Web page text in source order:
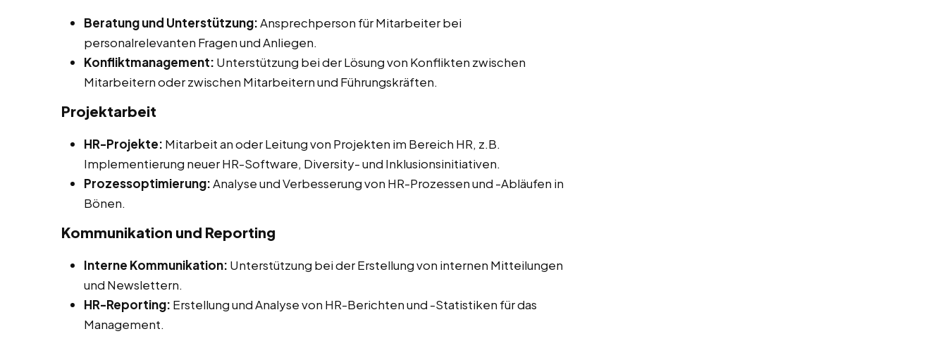
Beratung und Unterstützung:Ansprechperson für Mitarbeiter bei
personalrelevanten Fragen und Anliegen.
Konfliktmanagement: Unterstützung bei der Lösung von Konflikten zwischen
Mitarbeitern oder zwischen Mitarbeitern und Führungskräften.
Projektarbeit
HR-Projekte: Mitarbeit an oder Leitung von Projekten im Bereich HR, z.B.
Implementierung neuer HR-Software, Diversity- und Inklusionsinitiativen.
Prozessoptimierung:Analyse und Verbesserung von HR-Prozessen und -Abläufen in
Bönen.
Kommunikation und Reporting
Interne Kommunikation: Unterstützung bei der Erstellung von internen Mitteilungen
und Newslettern.
HR-Reporting: Erstellung und Analyse von HR-Berichten und -Statistiken für das
Management.